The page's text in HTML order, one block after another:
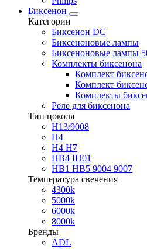
Биксенон
Категории
Биксенон DC
Биксеноновые лампы
Биксеноновые лампы
Комплекты биксенона
Комплект
Комплект
Комплекты
Реле для биксенона
Тип цоколя
H13/9008
H4
H4 H7
HB4 IH01
HB1 HB5 9004 9007
Температура свечения
4300k
5000k
6000k
8000k
Бренды
ADL